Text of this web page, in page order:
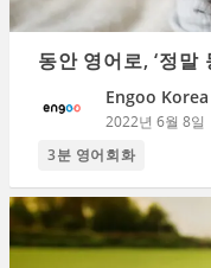
동안 영어로, ‘정말
Engoo Korea
2022년 6월 8일
3분 영어회화